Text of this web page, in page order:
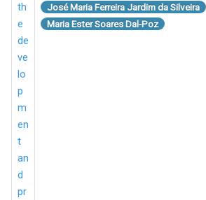
th
e
de
ve
lo
p
m
en
t
an
d
pr
José Maria Ferreira Jardim da Silveira
Maria Ester Soares Dal-Poz